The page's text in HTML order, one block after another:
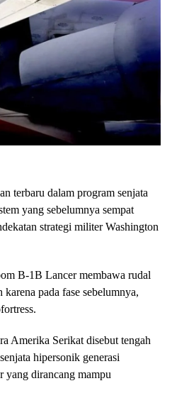
terbaru dalam program senjata
yang sebelumnya sempat
strategi militer Washington
B-1B Lancer membawa rudal
pada fase sebelumnya,
Amerika Serikat disebut tengah
hipersonik generasi
yang dirancang mampu